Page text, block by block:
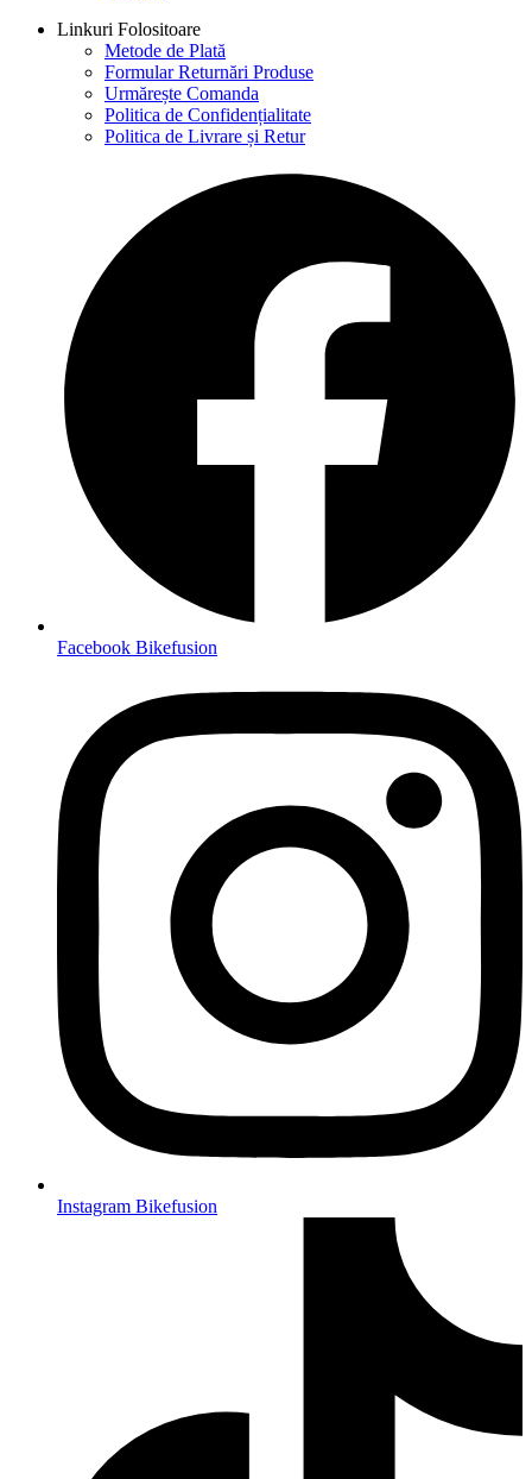
Linkuri Folositoare
Metode de Plată
Formular Returnări Produse
Urmărește Comanda
Politica de Confidențialitate
Politica de Livrare și Retur
Facebook Bikefusion
Instagram Bikefusion